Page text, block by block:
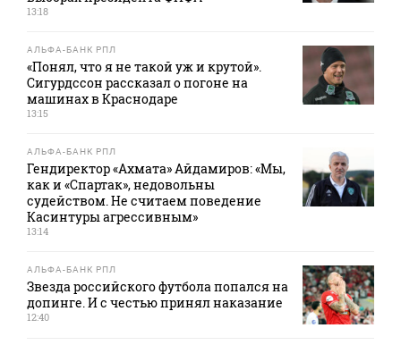
13:18
АЛЬФА-БАНК РПЛ
«Понял, что я не такой уж и крутой».
Сигурдссон рассказал о погоне на
машинах в Краснодаре
13:15
АЛЬФА-БАНК РПЛ
Гендиректор «Ахмата» Айдамиров: «Мы,
как и «Спартак», недовольны
судейством. Не считаем поведение
Касинтуры агрессивным»
13:14
АЛЬФА-БАНК РПЛ
Звезда российского футбола попался на
допинге. И с честью принял наказание
12:40